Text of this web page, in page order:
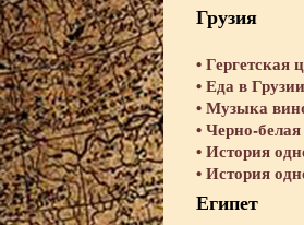
Грузия
•Гергетская
•Еда в
•Музыка
•Черно-
•История
•История
Египет